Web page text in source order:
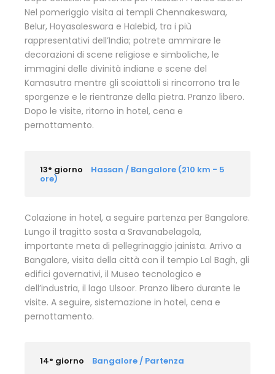
Nel pomeriggio visita ai templi Chennakeswara,
Belur, Hoyasaleswara e Halebid, tra i più
rappresentativi dell’India; potrete ammirare le
decorazioni di scene religiose e simboliche, le
immagini delle divinità indiane e scene del
Kamasutra mentre gli scoiattoli si rincorrono tra le
sporgenze e le rientranze della pietra. Pranzo libero.
Dopo le visite, ritorno in hotel, cena e
pernottamento.
13° giorno Hassan / Bangalore (210 km - 5
ore)
Colazione in hotel, a seguire partenza per Bangalore.
Lungo il tragitto sosta a Sravanabelagola,
importante meta di pellegrinaggio jainista. Arrivo a
Bangalore, visita della città con il tempio Lal Bagh, gli
edifici governativi, il Museo tecnologico e
dell’industria, il lago Ulsoor. Pranzo libero durante le
visite. A seguire, sistemazione in hotel, cena e
pernottamento.
14° giorno Bangalore / Partenza